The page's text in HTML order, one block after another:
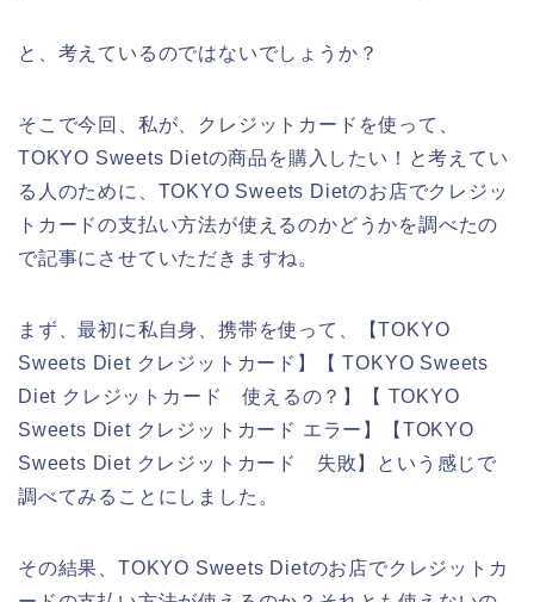
と、考えているのではないでしょうか？
そこで今回、私が、クレジットカードを使って、
TOKYO Sweets Dietの商品を購入したい！と考えてい
る人のために、TOKYO Sweets Dietのお店でクレジッ
トカードの支払い方法が使えるのかどうかを調べたの
で記事にさせていただきますね。
まず、最初に私自身、携帯を使って、【TOKYO
Sweets Diet クレジットカード】【 TOKYO Sweets
Diet クレジットカード 使えるの？】【 TOKYO
Sweets Diet クレジットカード エラー】【TOKYO
Sweets Diet クレジットカード 失敗】という感じで
調べてみることにしました。
その結果、TOKYO Sweets Dietのお店でクレジットカ